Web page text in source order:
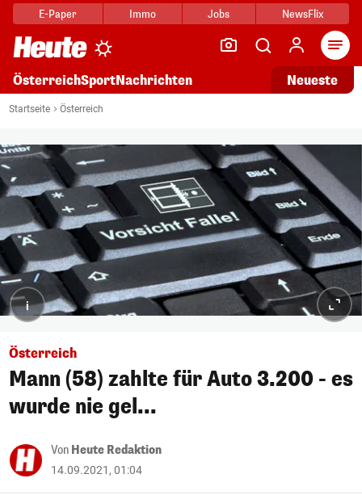
E-Paper Immo Jobs NewsFlix
ÖsterreichSportNachrichten Neueste
Startseite Österreich
i
Österreich
Mann (58) zahlte für Auto 3.200 - es
wurde nie gel...
Von Heute Redaktion
14.09.2021, 01:04